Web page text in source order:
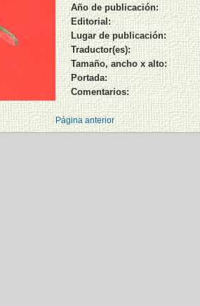
Año de publicación:
Editorial:
Lugar de publicación:
Traductor(es):
Tamaño, ancho x alto:
Portada:
Comentarios:
Página anterior